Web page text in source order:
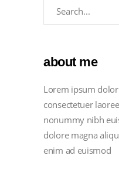
about me
Lorem ipsum
consectetuer
nonummy nibh
dolore magna
enim ad euismod